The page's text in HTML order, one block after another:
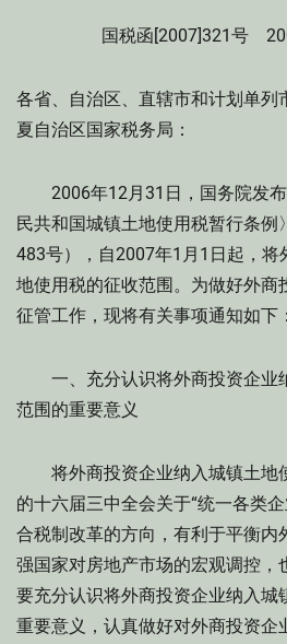
国税函[2007]321号
各省、自治区、直辖市和计划单列
夏自治区国家税务局：
2006年12月31日，国务院发布
民共和国城镇土地使用税暂行条例
483号），自2007年1月1日起，将
地使用税的征收范围。为做好外商
征管工作，现将有关事项通知如下：
一、充分认识将外商投资企业
范围的重要意义
将外商投资企业纳入城镇土地
的十六届三中全会关于“统一各类
合税制改革的方向，有利于平衡内
强国家对房地产市场的宏观调控，
要充分认识将外商投资企业纳入城
重要意义，认真做好对外商投资企